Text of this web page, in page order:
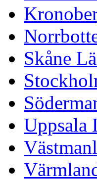
Skåne
Uppsala